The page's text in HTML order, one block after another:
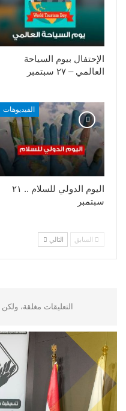
الإحتفال بيوم السياحة
العالمي – ٢٧ سبتمبر
الفيديوهات
اليوم الدولي للسلام .. ٢١
سبتمبر
السابق التالي
التعليقات مغلقة، ولكن